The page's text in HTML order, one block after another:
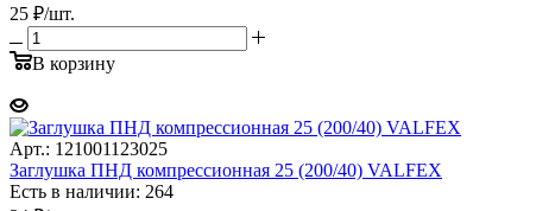
25 ₽/шт.
В корзину
Арт.: 121001123025
Заглушка ПНД компрессионная 25 (200/40) VALFEX
Есть в наличии: 264